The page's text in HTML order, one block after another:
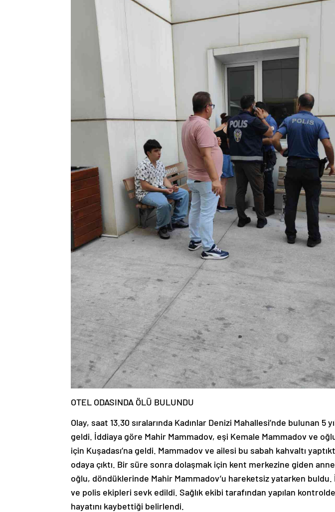
OTEL ODASINDA ÖLÜ BULUNDU
Olay, saat 13.30 sıralarında Kadınlar Denizi Mahallesi’nde bulunan 5
geldi. İddiaya göre Mahir Mammadov, eşi Kemale Mammadov ve
için Kuşadası’na geldi. Mammadov ve ailesi bu sabah kahvaltı
odaya çıktı. Bir süre sonra dolaşmak için kent merkezine giden
oğlu, döndüklerinde Mahir Mammadov’u hareketsiz yatarken
ve polis ekipleri sevk edildi. Sağlık ekibi tarafından yapılan
hayatını kaybettiği belirlendi.